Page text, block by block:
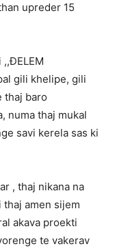
upreder 15
gili khelipe, gili
thaj baro
numa thaj mukal
savi kerela sas ki
, thaj nikana na
thaj amen sijem
akava proekti
te vakerav